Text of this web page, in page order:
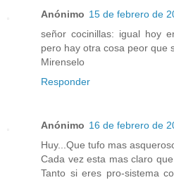
Anónimo 15 de febrero de
señor cocinillas: igual hoy
pero hay otra cosa peor que
Mirenselo
Responder
Anónimo 16 de febrero de
Huy...Que tufo mas
Cada vez esta mas claro
Tanto si eres pro-sistema